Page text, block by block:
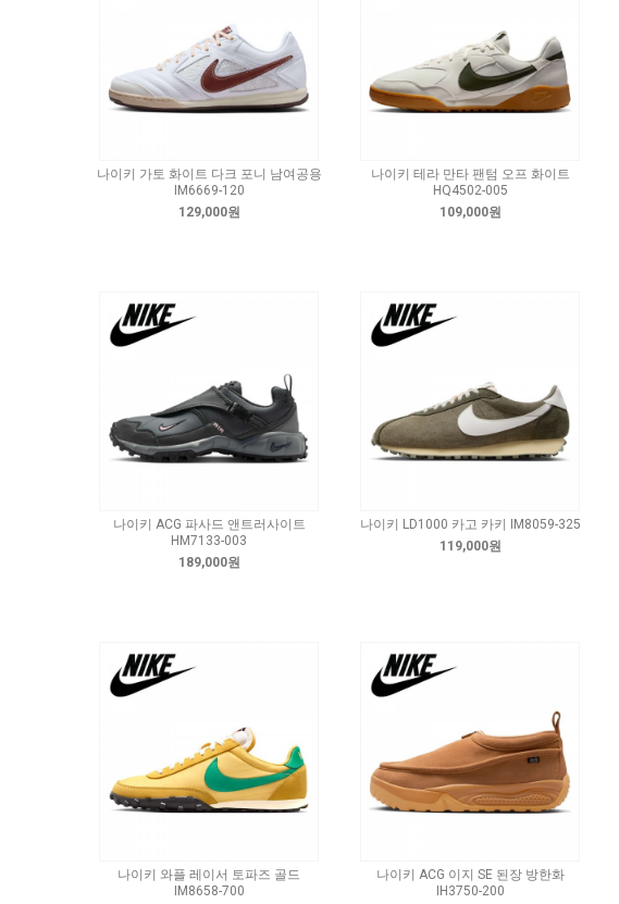
나이키 가토 화이트 다크 포니 남여공용
IM6669-120
129,000원
나이키 테라 만타 팬텀 오프 화이트
HQ4502-005
109,000원
나이키 ACG 파사드 앤트러사이트
HM7133-003
189,000원
나이키 LD1000 카고 카키 IM8059-325
119,000원
나이키 와플 레이서 토파즈 골드
IM8658-700
나이키 ACG 이지 SE 된장 방한화
IH3750-200